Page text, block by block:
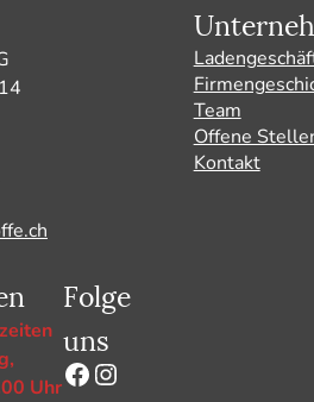
Uhr
Folge
uns
Facebook
Instagram
Team
Offene
Kontakt